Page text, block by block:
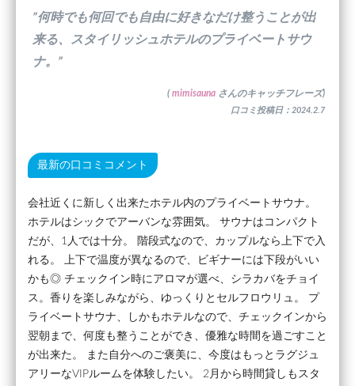
”何時でも何回でも自由に好きなだけ整うことが出
来る、スタイリッシュホテルのプライベートサウ
ナ。”
( mimisauna さんのキャッチフレーズ)
口コミ投稿日：2024.2.7
最新の口コミコメント
会社近くに新しく出来たホテル内のプライベートサウナ。
ホテルはシックでアーバンな雰囲気。 サウナはコンパクト
だが、1人では十分。 階段式なので、カップルなら上下で入
れる。 上下で温度が異なるので、ビギナーには下段がいい
かも◎ チェックイン時にアロマが選べ、シラカバをチョイ
ス。香りを楽しみながら、ゆっくりとセルフロウリュ。 プ
ライベートサウナ、しかもホテルなので、チェックインから
翌朝まで、何度も整うことができ、優雅な時間を過ごすこと
が出来た。 また自分へのご褒美に、今度はもっとラグジュ
アリーなVIPルームを体験したい。 2月から時間貸しもスタ